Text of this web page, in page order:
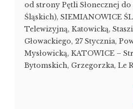
od strony Pętli Słonecznej
Śląskich), SIEMIANOWICE
Telewizyjną, Katowicką,
Głowackiego, 27 Stycznia,
Mysłowicką, KATOWICE –
Bytomskich, Grzegorzka, Le